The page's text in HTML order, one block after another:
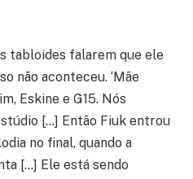
tabloides falarem que ele
não aconteceu. ‘Mãe
Eskine e G15. Nós
[…] Então Fiuk entrou
no final, quando a
[…] Ele está sendo